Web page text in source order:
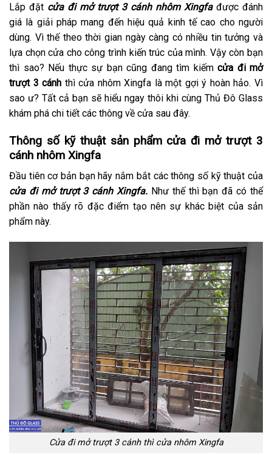
Lắp đặt cửa đi mở trượt 3 cánh nhôm Xingfađược đánh
giá là giải pháp mang đến hiệu quả kinh tế cao cho người
dùng. Vì thế theo thời gian ngày càng có nhiều tin tưởng và
lựa chọn cửa cho công trình kiến trúc của mình. Vậy còn bạn
thì sao? Nếu thực sự bạn cũng đang tìm kiếm cửa đi mở
trượt 3 cánh thì cửa nhôm Xingfa là một gợi ý hoàn hảo. Vì
sao ư? Tất cả bạn sẽ hiểu ngay thôi khi cùng Thủ Đô Glass
khám phá chi tiết các thông về cửa sau đây.
Thông số kỹ thuật sản phẩm cửa đi mở trượt 3
cánh nhôm Xingfa
Đầu tiên cơ bản bạn hãy nắm bắt các thông số kỹ thuật của
cửa đi mở trượt 3 cánh Xingfa. Như thế thì bạn đã có thể
phần nào thấy rõ đặc điểm tạo nên sự khác biệt của sản
phẩm này.
Cửa đi mở trượt 3 cánh thì cửa nhôm Xingfa